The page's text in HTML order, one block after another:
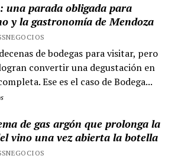
una parada obligada para
y la gastronomía de Mendoza
de bodegas para visitar, pero
convertir una degustación en
Ese es el caso de Bodega...
de gas argón que prolonga la
vino una vez abierta la botella